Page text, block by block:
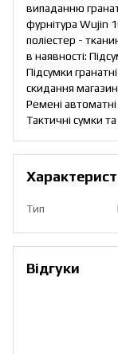
випаданню
фурнітура Wujin
поліестер -
в наявності:
Підсумки
скидання
Ремені автоматні
Тактичні сумки
Тип
Відгуки